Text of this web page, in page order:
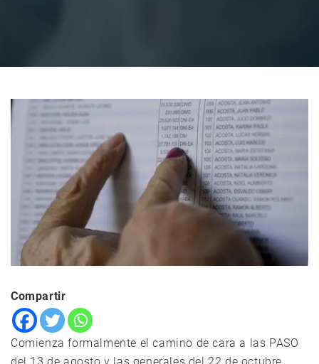
Compartir
Comienza formalmente el camino de cara a las PASO